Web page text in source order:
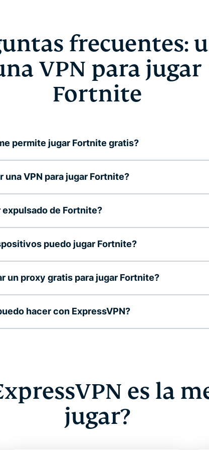
frecuentes:
VPN para jugar
Fortnite
permite jugar Fortnite gratis?
una VPN para jugar Fortnite?
expulsado de Fortnite?
puedo jugar Fortnite?
un proxy gratis para jugar Fortnite?
hacer con ExpressVPN?
es la
jugar?